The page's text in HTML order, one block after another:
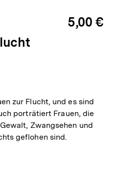
5,00 €
zur Flucht, und es sind
porträtiert Frauen, die
Zwangsehen und
geflohen sind.